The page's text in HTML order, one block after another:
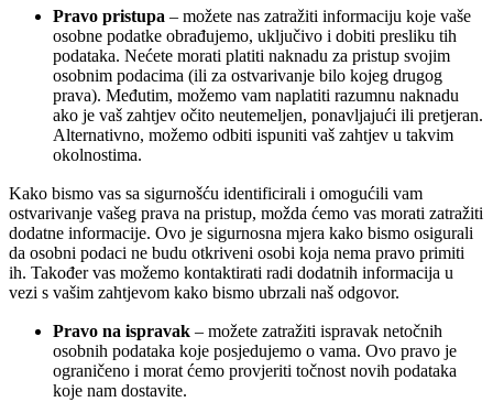
Pravo pristupa – možete nas zatražiti informaciju koje vaše
osobne podatke obrađujemo, uključivo i dobiti presliku tih
podataka. Nećete morati platiti naknadu za pristup svojim
osobnim podacima (ili za ostvarivanje bilo kojeg drugog
prava). Međutim, možemo vam naplatiti razumnu naknadu
ako je vaš zahtjev očito neutemeljen, ponavljajući ili pretjeran.
Alternativno, možemo odbiti ispuniti vaš zahtjev u takvim
okolnostima.
Kako bismo vas sa sigurnošću identificirali i omogućili vam
ostvarivanje vašeg prava na pristup, možda ćemo vas morati zatražiti
dodatne informacije. Ovo je sigurnosna mjera kako bismo osigurali
da osobni podaci ne budu otkriveni osobi koja nema pravo primiti
ih. Također vas možemo kontaktirati radi dodatnih informacija u
vezi s vašim zahtjevom kako bismo ubrzali naš odgovor.
Pravo na ispravak – možete zatražiti ispravak netočnih
osobnih podataka koje posjedujemo o vama. Ovo pravo je
ograničeno i morat ćemo provjeriti točnost novih podataka
koje nam dostavite.